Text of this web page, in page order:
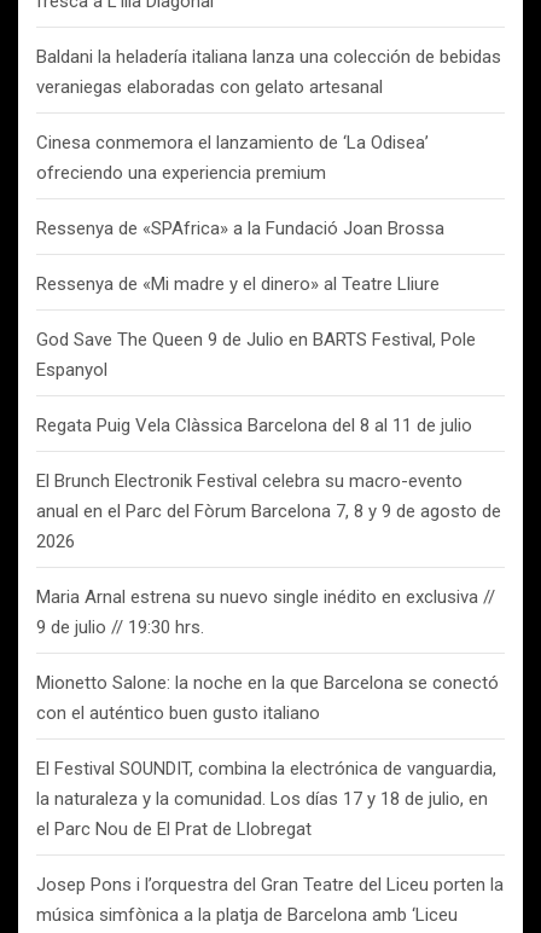
Baldani la heladería italiana lanza una colección de bebidas
veraniegas elaboradas con gelato artesanal
Cinesa conmemora el lanzamiento de ‘La Odisea’
ofreciendo una experiencia premium
Ressenya de «SPAfrica» a la Fundació Joan Brossa
Ressenya de «Mi madre y el dinero» al Teatre Lliure
God Save The Queen 9 de Julio en BARTS Festival, Pole
Espanyol
Regata Puig Vela Clàssica Barcelona del 8 al 11 de julio
El Brunch Electronik Festival celebra su macro-evento
anual en el Parc del Fòrum Barcelona 7, 8 y 9 de agosto de
2026
Maria Arnal estrena su nuevo single inédito en exclusiva //
9 de julio // 19:30 hrs.
Mionetto Salone: la noche en la que Barcelona se conectó
con el auténtico buen gusto italiano
El Festival SOUNDIT, combina la electrónica de vanguardia,
la naturaleza y la comunidad. Los días 17 y 18 de julio, en
el Parc Nou de El Prat de Llobregat
Josep Pons i l’orquestra del Gran Teatre del Liceu porten la
música simfònica a la platja de Barcelona amb ‘Liceu